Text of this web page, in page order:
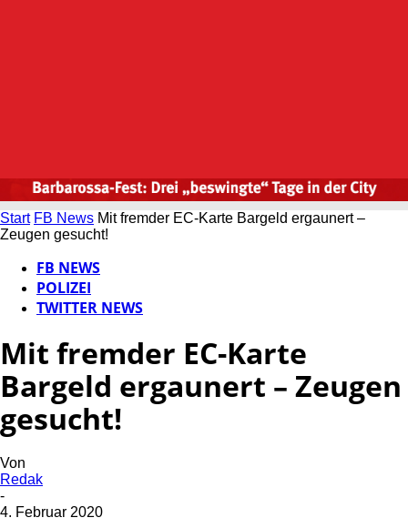
Start FB News Mit fremder EC-Karte Bargeld ergaunert –
Zeugen gesucht!
FB NEWS
POLIZEI
TWITTER NEWS
Mit fremder EC-Karte
Bargeld ergaunert – Zeugen
gesucht!
Von
Redak
-
4. Februar 2020